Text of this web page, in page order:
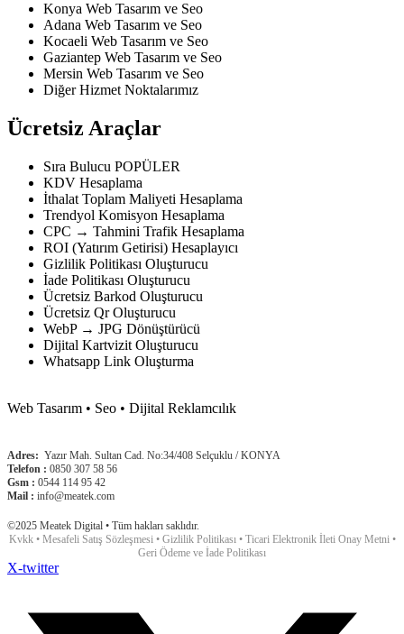
Konya Web Tasarım ve Seo
Adana Web Tasarım ve Seo
Kocaeli Web Tasarım ve Seo
Gaziantep Web Tasarım ve Seo
Mersin Web Tasarım ve Seo
Diğer Hizmet Noktalarımız
Ücretsiz Araçlar
Sıra Bulucu POPÜLER
KDV Hesaplama
İthalat Toplam Maliyeti Hesaplama
Trendyol Komisyon Hesaplama
CPC → Tahmini Trafik Hesaplama
ROI (Yatırım Getirisi) Hesaplayıcı
Gizlilik Politikası Oluşturucu
İade Politikası Oluşturucu
Ücretsiz Barkod Oluşturucu
Ücretsiz Qr Oluşturucu
WebP → JPG Dönüştürücü
Dijital Kartvizit Oluşturucu
Whatsapp Link Oluşturma
Web Tasarım • Seo • Dijital Reklamcılık
Adres: Yazır Mah. Sultan Cad. No:34/408 Selçuklu / KONYA
Telefon : 0850 307 58 56
Gsm : 0544 114 95 42
Mail : info@meatek.com
©2025 Meatek Digital • Tüm hakları saklıdır.
Kvkk• Mesafeli Satış Sözleşmesi• Gizlilik Politikası• Ticari Elektronik İleti Onay Metni•
Geri Ödeme ve İade Politikası
X-twitter